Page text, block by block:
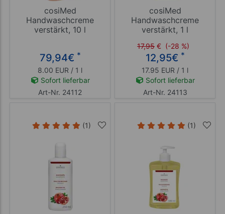
cosiMed
Handwaschcreme
verstärkt, 10 l
79,94€ *
8.00 EUR / 1 l
Sofort lieferbar
Art-Nr. 24112
cosiMed
Handwaschcreme
verstärkt, 1 l
17,95 € (-28 %)
12,95€ *
17.95 EUR / 1 l
Sofort lieferbar
Art-Nr. 24113
(1) (1)